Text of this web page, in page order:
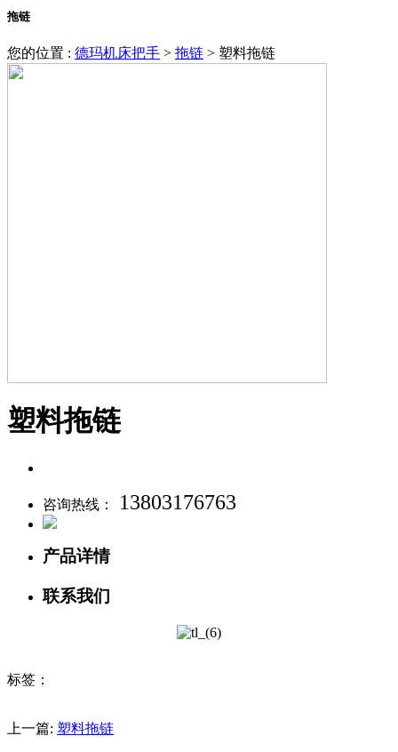
拖链
您的位置 : 德玛机床把手 > 拖链 > 塑料拖链
塑料拖链
咨询热线： 13803176763
产品详情
联系我们
标签：
上一篇: 塑料拖链